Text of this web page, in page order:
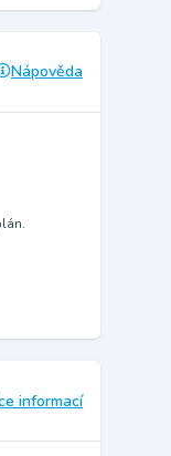
Nápověda
informací